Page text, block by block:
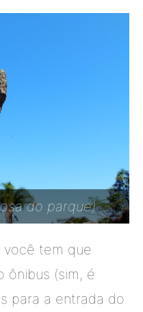
do parque)
você tem que
ônibus (sim, é
para a entrada do